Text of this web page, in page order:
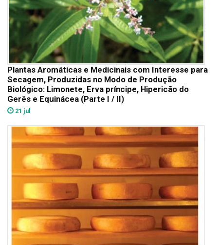
Plantas Aromáticas e Medicinais com Interesse para
Secagem, Produzidas no Modo de Produção
Biológico: Limonete, Erva príncipe, Hipericão do
Gerês e Equinácea (Parte I / II)
21 jul